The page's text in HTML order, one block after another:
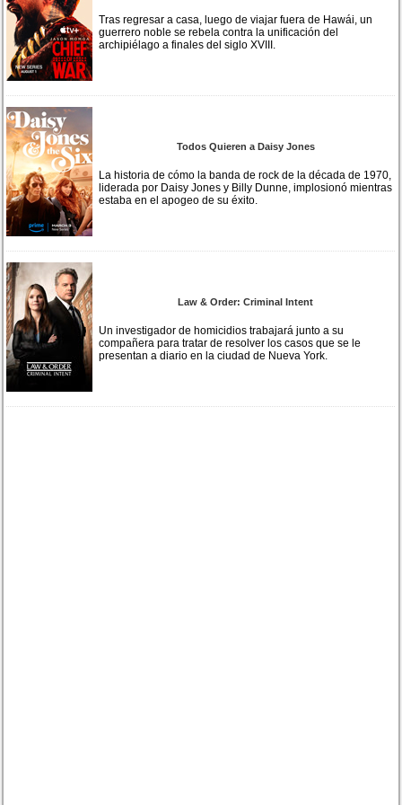
Tras regresar a casa, luego de viajar fuera de Hawái, un
guerrero noble se rebela contra la unificación del
archipiélago a finales del siglo XVIII.
Todos Quieren a Daisy Jones
La historia de cómo la banda de rock de la década de 1970,
liderada por Daisy Jones y Billy Dunne, implosionó mientras
estaba en el apogeo de su éxito.
Law & Order: Criminal Intent
Un investigador de homicidios trabajará junto a su
compañera para tratar de resolver los casos que se le
presentan a diario en la ciudad de Nueva York.